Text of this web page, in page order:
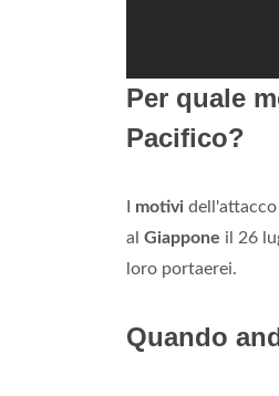
Per quale
Pacifico?
motivi
al Giappone il 26
loro portaerei.
Quando